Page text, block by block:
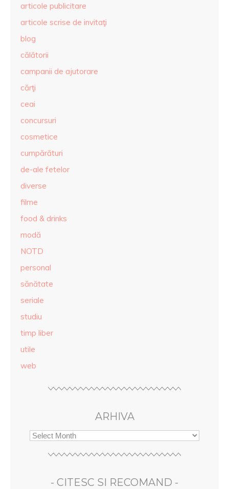
articole publicitare
articole scrise de invitaţi
blog
călătorii
campanii de ajutorare
cărţi
ceai
concursuri
cosmetice
cumpărături
de-ale fetelor
diverse
filme
food & drinks
modă
NOTD
personal
sănătate
seriale
studiu
timp liber
utile
web
ARHIVA
- CITESC SI RECOMAND -